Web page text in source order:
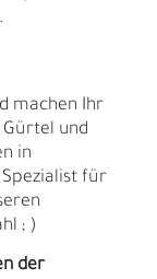
machen Ihr
Gürtel und
in
für
; )
der